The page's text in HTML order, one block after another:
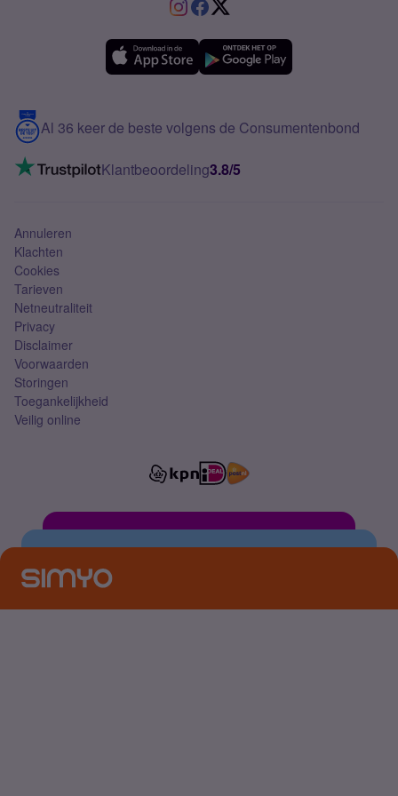
Verschil Prepaid en Sim Only
Meerdere nummers
5G internet
Mobiel internet
Mobiel abonnement
Contact
VoLTE 4G bellen
Al 36 keer de beste volgens de Consumentenbond
Klantbeoordeling3.8/5
Annuleren
Klachten
Cookies
Tarieven
Netneutraliteit
Privacy
Disclaimer
Voorwaarden
Storingen
Toegankelijkheid
Veilig online